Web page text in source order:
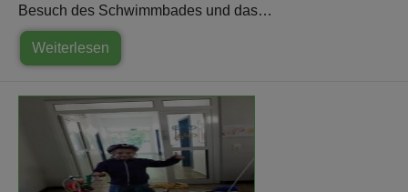
Besuch des Schwimmbades und das…
Weiterlesen